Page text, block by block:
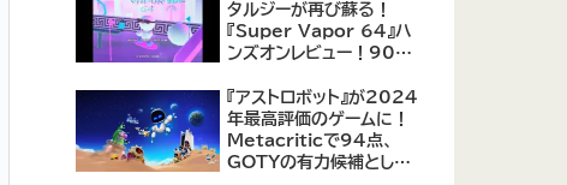
タルジーが再び蘇る！
『Super Vapor 64』ハ
ンズオンレビュー！90年
再現したノスタルジックア
クション
『アストロボット』が2024
年最高評価のゲームに！
Metacriticで94点、
GOTYの有力候補として